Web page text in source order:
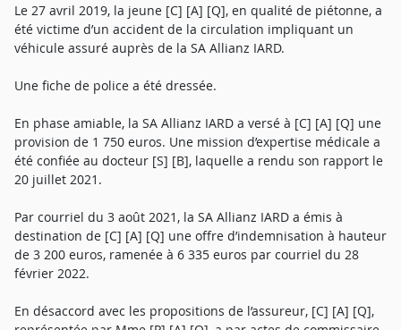
Le 27 avril 2019, la jeune [C] [A] [Q], en qualité de piétonne, a
été victime d’un accident de la circulation impliquant un
véhicule assuré auprès de la SA Allianz IARD.
Une fiche de police a été dressée.
En phase amiable, la SA Allianz IARD a versé à [C] [A] [Q] une
provision de 1 750 euros. Une mission d’expertise médicale a
été confiée au docteur [S] [B], laquelle a rendu son rapport le
20 juillet 2021.
Par courriel du 3 août 2021, la SA Allianz IARD a émis à
destination de [C] [A] [Q] une offre d’indemnisation à hauteur
de 3 200 euros, ramenée à 6 335 euros par courriel du 28
février 2022.
En désaccord avec les propositions de l’assureur, [C] [A] [Q],